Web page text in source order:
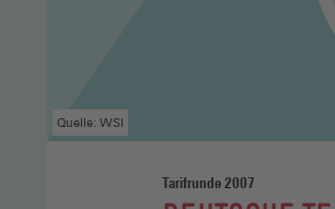
Quelle: WSI
Tarifrunde 2007